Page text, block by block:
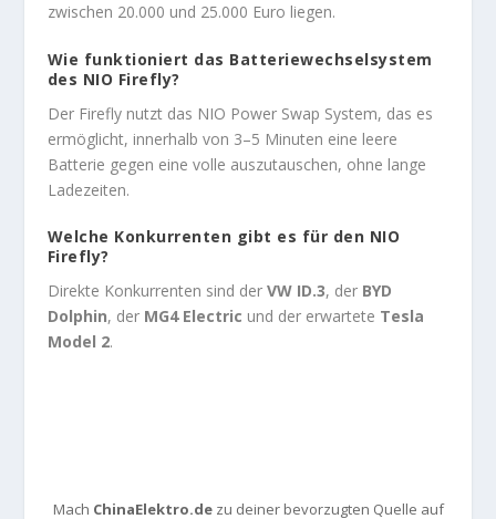
zwischen 20.000 und 25.000 Euro liegen.
Wie funktioniert das Batteriewechselsystem
des NIO Firefly?
Der Firefly nutzt das NIO Power Swap System, das es
ermöglicht, innerhalb von 3–5 Minuten eine leere
Batterie gegen eine volle auszutauschen, ohne lange
Ladezeiten.
Welche Konkurrenten gibt es für den NIO
Firefly?
Direkte Konkurrenten sind der VW ID.3, der BYD
Dolphin, der MG4 Electric und der erwartete Tesla
Model 2.
Mach ChinaElektro.dezu deiner bevorzugten Quelle auf